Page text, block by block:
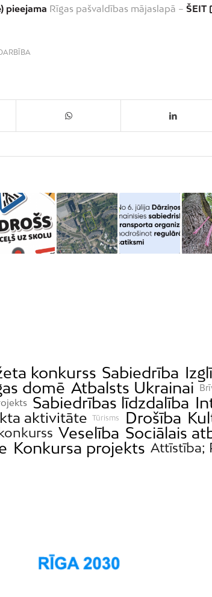
pieejama Rīgas pašvaldības mājaslapā – ŠEIT
konkurss Sabiedrība
domē Atbalsts Ukrainai
Sabiedrības līdzdalība
aktivitāte Tūrisms Drošība
Veselība Sociālais
Konkursa projekts Attīstība;